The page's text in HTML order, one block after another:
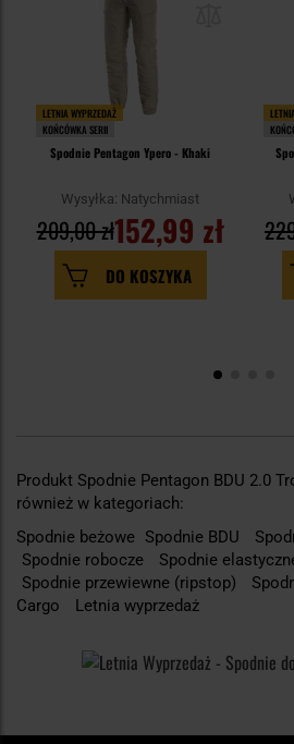
LETNIA WYPRZEDAŻ
KOŃCÓWKA SERII
Spodnie Pentagon Ypero - Khaki
Wysyłka: Natychmiast
152,99 zł
209,00 zł
DO KOSZYKA
Produkt Spodnie Pentagon BDU 2.0
również w kategoriach:
Spodnie beżowe Spodnie BDU
Spodnie robocze
Spodnie
Spodnie przewiewne (ripstop)
Cargo
Letnia wyprzedaż